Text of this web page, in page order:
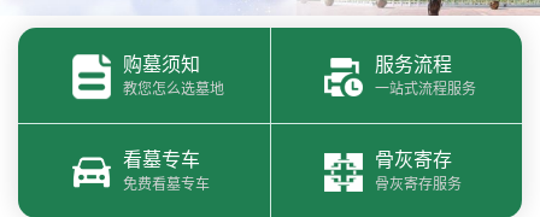
购墓须知
教您怎么选墓地
服务流程
一站式流程服务
看墓专车
免费看墓专车
骨灰寄存
骨灰寄存服务